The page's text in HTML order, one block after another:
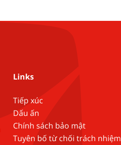
Links
Tiếp xúc
Dấu ấn
Chính sách bảo mật
Tuyên bố từ chối trách nhiệm